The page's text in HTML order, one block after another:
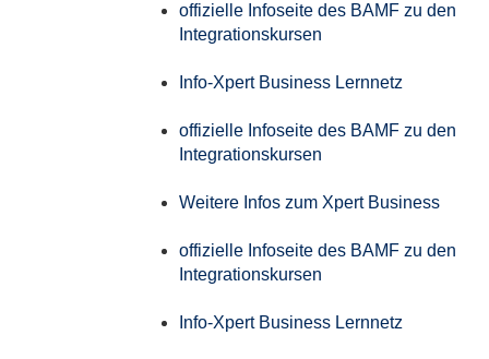
offizielle Infoseite des BAMF zu den
Integrationskursen
Info-Xpert Business Lernnetz
offizielle Infoseite des BAMF zu den
Integrationskursen
Weitere Infos zum Xpert Business
offizielle Infoseite des BAMF zu den
Integrationskursen
Info-Xpert Business Lernnetz